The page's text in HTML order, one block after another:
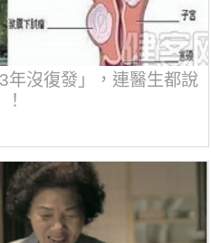
年沒復發」，連醫生都說